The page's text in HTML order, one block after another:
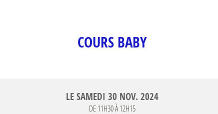
COURS BABY
LESAMEDI 30 NOV. 2024
DE 11H30 À 12H15